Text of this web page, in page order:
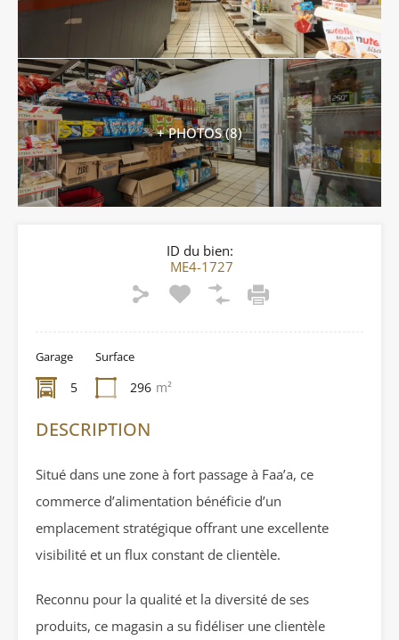
+ PHOTOS (8)
ID du bien:
ME4-1727
Garage
5
Surface
296 m²
DESCRIPTION
Situé dans une zone à fort passage à Faa’a, ce
commerce d’alimentation bénéficie d’un
emplacement stratégique offrant une excellente
visibilité et un flux constant de clientèle.
Reconnu pour la qualité et la diversité de ses
produits, ce magasin a su fidéliser une clientèle